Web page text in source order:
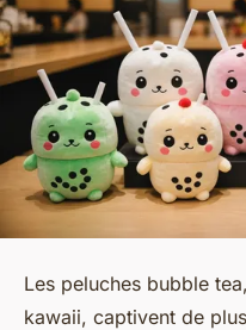
Les peluches bubble
kawaii, captivent de